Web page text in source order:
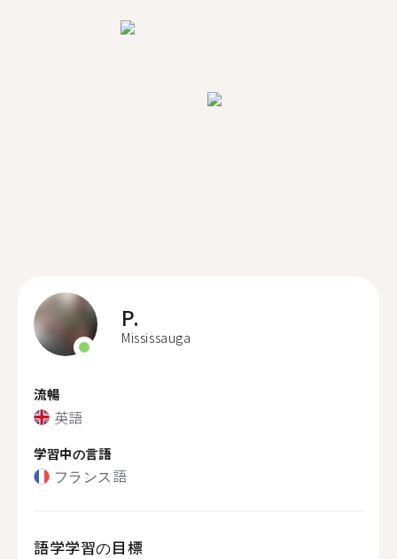
P.
Mississauga
流暢
英語
学習中の言語
フランス語
語学学習の目標